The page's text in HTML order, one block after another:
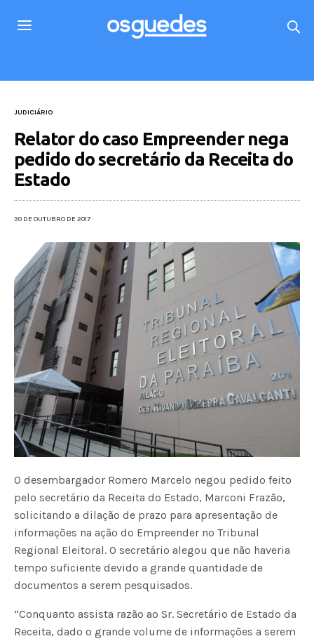
JUDICIÁRIO
Relator do caso Empreender nega
pedido do secretário da Receita do
Estado
30 DE OUTUBRO DE 2017
O desembargador Romero Marcelo negou pedido feito
pelo secretário da Receita do Estado, Marconi Frazão,
solicitando a dilação de prazo para apresentação de
informações na ação do Empreender no Tribunal
Regional Eleitoral. O secretário alegou que não haveria
tempo suficiente devido a grande quantidade de
documentos a serem pesquisados.
“Conquanto assista razão ao Sr. Secretário de Estado da
Receita, dado o grande volume de informações a serem